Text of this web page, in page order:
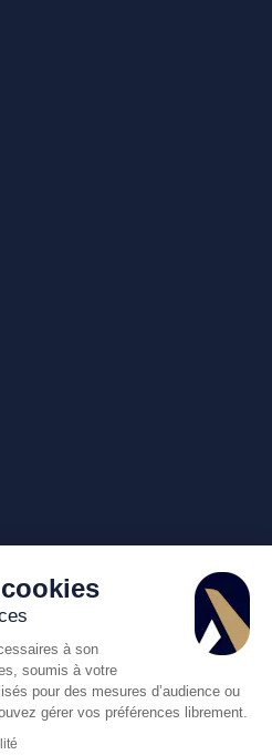
à son
soumis à votre
pour des mesures d’audience ou
gérer vos préférences librement.